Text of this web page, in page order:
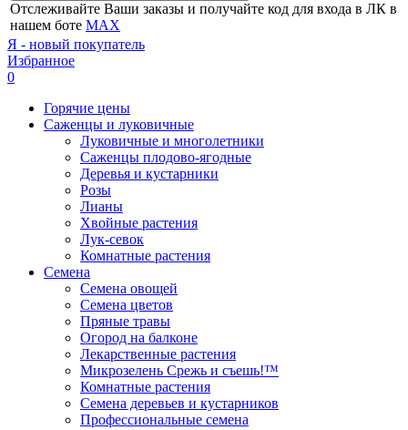
Отслеживайте Ваши заказы и получайте код для входа в ЛК в
нашем боте MAX
Я - новый покупатель
Избранное
0
Горячие цены
Саженцы и луковичные
Луковичные и многолетники
Саженцы плодово-ягодные
Деревья и кустарники
Розы
Лианы
Хвойные растения
Лук-севок
Комнатные растения
Семена
Семена овощей
Семена цветов
Пряные травы
Огород на балконе
Лекарственные растения
Микрозелень Срежь и съешь!™
Комнатные растения
Семена деревьев и кустарников
Профессиональные семена